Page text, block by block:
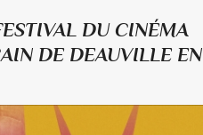
DU CINÉMA
DE DEAUVILLE EN